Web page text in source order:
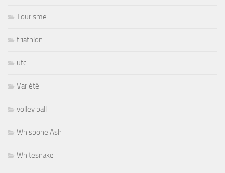
Tourisme
triathlon
ufc
Variété
volley ball
Whisbone Ash
Whitesnake